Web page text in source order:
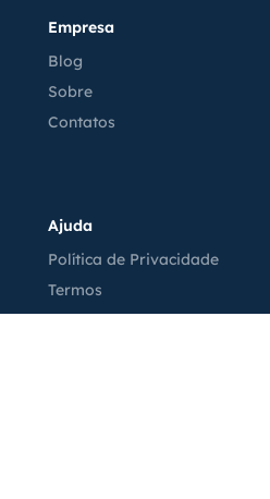
Empresa
Blog
Sobre
Contatos
Ajuda
Política de Privacidade
Termos
Política de Cookies